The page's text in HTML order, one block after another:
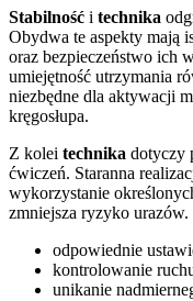
Stabilność i technika
Obydwa te aspekty mają
oraz bezpieczeństwo ich
umiejętność utrzymania
niezbędne dla aktywacji
kręgosłupa.
Z kolei technika dotyczy
ćwiczeń. Staranna
wykorzystanie
zmniejsza ryzyko
odpowiednie
kontrolowanie
unikanie